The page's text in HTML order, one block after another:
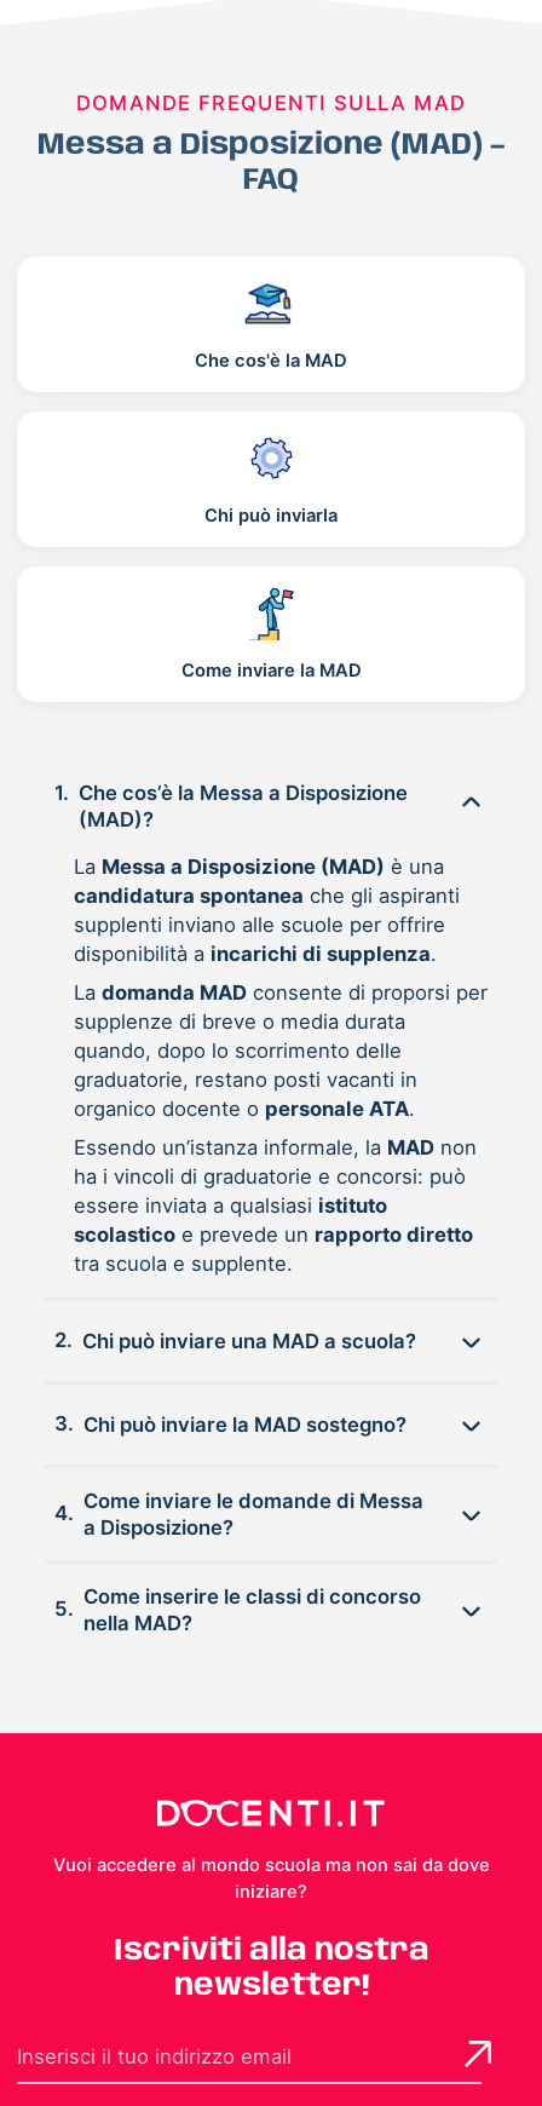
DOMANDE FREQUENTI SULLA MAD
Messa a Disposizione (MAD) –
FAQ
Che cos'è la MAD
Chi può inviarla
Come inviare la MAD
1. Che cos’è la Messa a Disposizione
(MAD)?
La Messa a Disposizione (MAD) è una
candidatura spontanea che gli aspiranti
supplenti inviano alle scuole per offrire
disponibilità a incarichi di supplenza.
La domanda MADconsente di proporsi per
supplenze di breve o media durata
quando, dopo lo scorrimento delle
graduatorie, restano posti vacanti in
organico docente o personale ATA.
Essendo un’istanza informale, la MADnon
ha i vincoli di graduatorie e concorsi: può
essere inviata a qualsiasi istituto
scolasticoe prevede un rapporto diretto
tra scuola e supplente.
2. Chi può inviare una MAD a scuola?
3. Chi può inviare la MAD sostegno?
4.
Come inviare le domande di Messa
a Disposizione?
5.
Come inserire le classi di concorso
nella MAD?
Vuoi accedere al mondo scuola ma non sai da dove
iniziare?
Iscriviti alla nostra
newsletter!